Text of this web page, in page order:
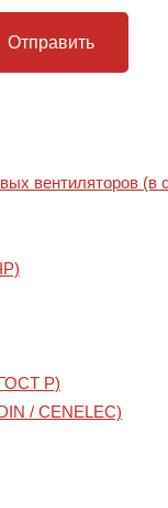
станиной, класс
ПТИЧНИКИ
вентиляторов
Р)
/ CENELEC)